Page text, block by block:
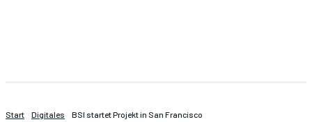
Start Digitales BSI startet Projekt in San Francisco